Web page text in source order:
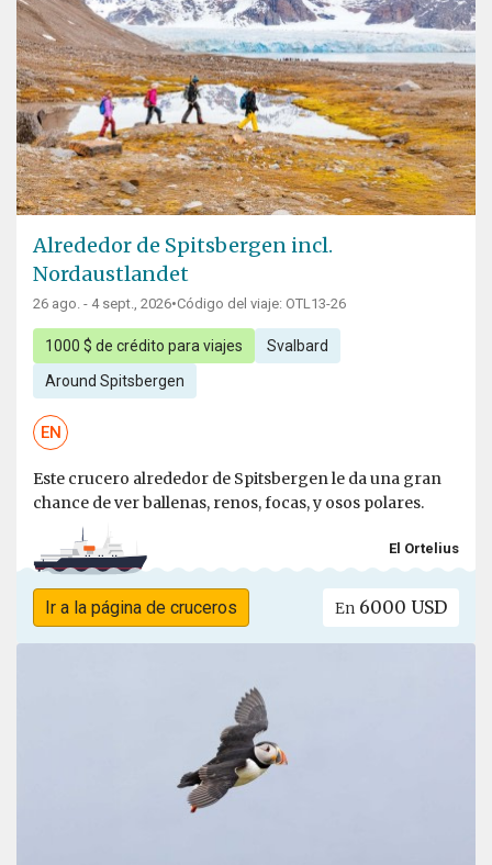
Alrededor de Spitsbergen incl.
Nordaustlandet
26 ago. - 4 sept., 2026•Código del viaje: OTL13-26
1000 $ de crédito para viajes Svalbard
Around Spitsbergen
EN
Este crucero alrededor de Spitsbergen le da una gran
chance de ver ballenas, renos, focas, y osos polares.
El Ortelius
Ir a la página de cruceros En 6000 USD